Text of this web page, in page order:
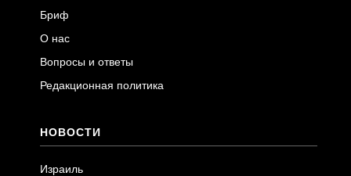
Бриф
О нас
Вопросы и ответы
Редакционная политика
НОВОСТИ
Израиль